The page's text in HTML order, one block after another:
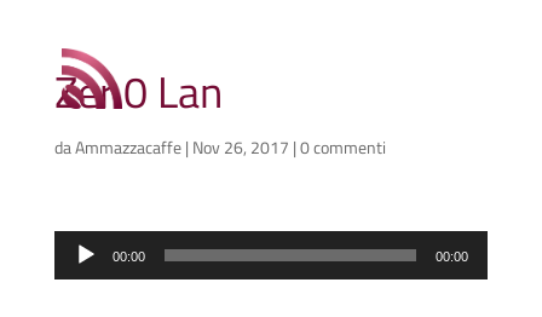
Zer 0 Lan
daAmmazzacaffe| Nov 26, 2017 |0 commenti
Audio
00:00 00:00